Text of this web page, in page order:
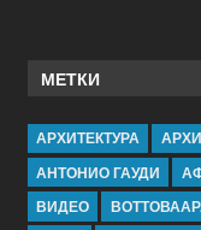
МЕТКИ
АРХИТЕКТУРА
АНТОНИО ГАУДИ
ВИДЕО